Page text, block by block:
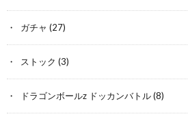
ガチャ (27)
ストック (3)
ドラゴンボールz ドッカンバトル(8)